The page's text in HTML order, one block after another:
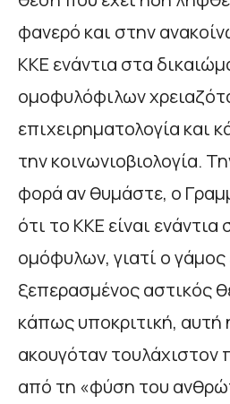
φανερό και στην
ΚΚΕ ενάντια στα
ομοφυλόφιλων
επιχειρηματολογία και
την κοινωνιοβιολογία.
φορά αν θυμάστε, ο
ότι το ΚΚΕ είναι
ομόφυλων, γιατί ο γάμος
ξεπερασμένος αστικός
κάπως υποκριτική, αυτή
ακουγόταν τουλάχιστον
από τη «φύση του